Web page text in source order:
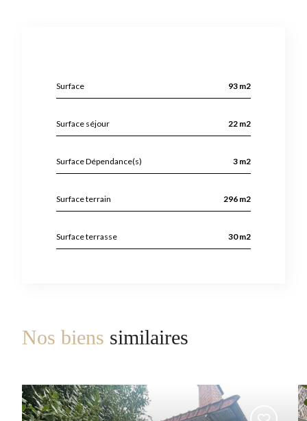
Surface 93 m2
Surface séjour 22 m2
Surface Dépendance(s) 3 m2
Surface terrain 296 m2
Surface terrasse 30 m2
Nos biens similaires